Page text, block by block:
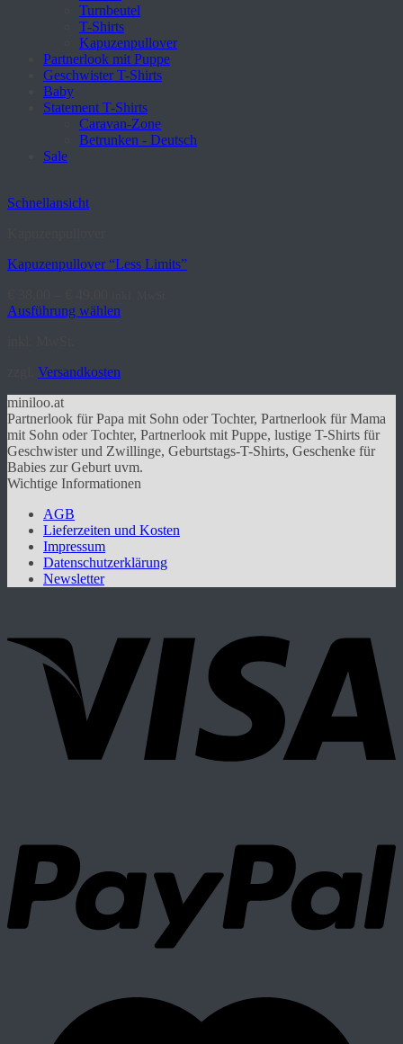
Turnbeutel
T-Shirts
Kapuzenpullover
Partnerlook mit Puppe
Geschwister T-Shirts
Baby
Statement T-Shirts
Caravan-Zone
Betrunken - Deutsch
Sale
Schnellansicht
Kapuzenpullover “Less Limits”
Ausführung wählen
mehrere
auf.
Die
Optionen
können
auf
der
gewählt
werden
Versandkosten
miniloo.at
Partnerlook für Papa mit Sohn oder Tochter, Partnerlook für Mama
mit Sohn oder Tochter, Partnerlook mit Puppe, lustige T-Shirts für
Geschwister und Zwillinge, Geburtstags-T-Shirts, Geschenke für
Babies zur Geburt uvm.
Wichtige Informationen
AGB
Lieferzeiten und Kosten
Impressum
Datenschutzerklärung
Newsletter